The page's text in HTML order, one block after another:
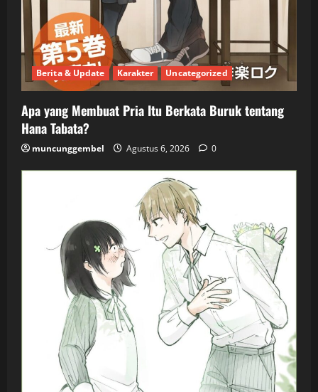
Berita & Update Karakter Uncategorized
Apa yang Membuat Pria Itu Berkata Buruk tentang
Hana Tabata?
muncunggembel Agustus 6, 2026 0